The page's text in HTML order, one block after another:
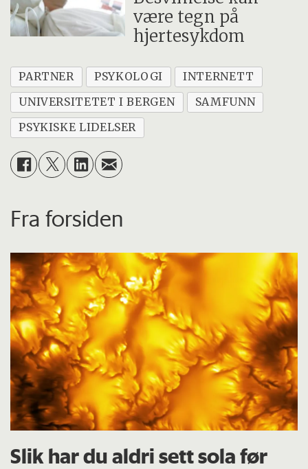
være tegn på
hjertesykdom
PARTNER PSYKOLOGI
INTERNETT
UNIVERSITETET I BERGEN
SAMFUNN
PSYKISKE LIDELSER
Fra forsiden
Slik har du aldri sett sola før